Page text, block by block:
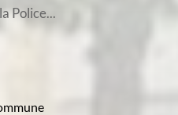
Police...